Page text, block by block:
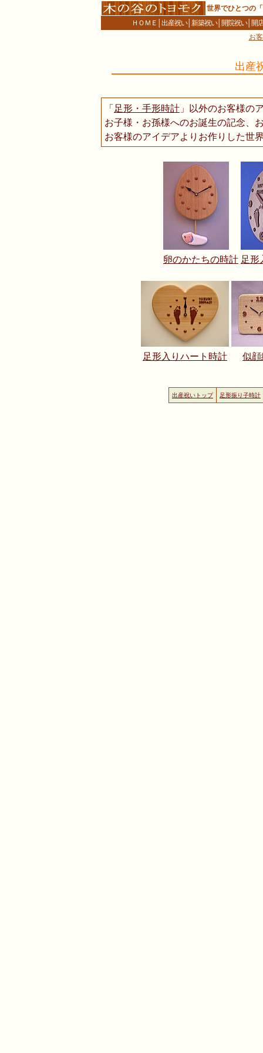
世界でひとつの
ＨＯＭＥ │出産祝い│新築祝い│開院祝い│開
お
出産
「足形・手形時計 」以外のお客様の
お子様・お孫様へのお誕生の記念、
お客様のアイデアよりお作りした世
卵のかたちの時計 足形
足形入りハート時計 似
出産祝いトップ 足形振り子時計